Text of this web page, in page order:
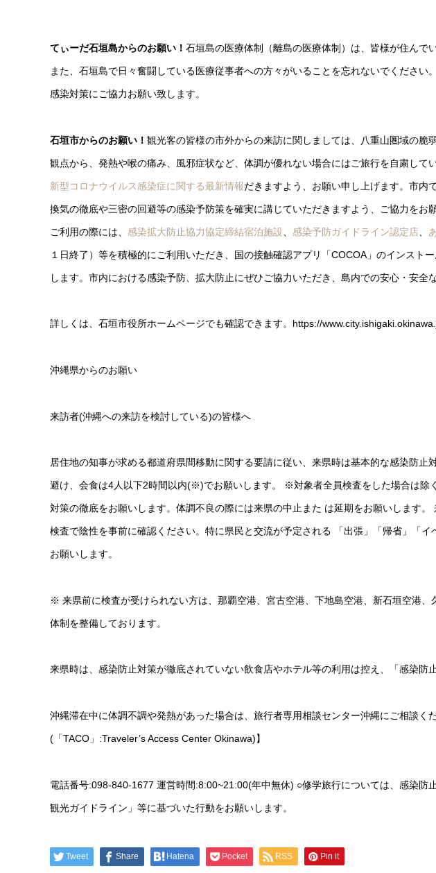
てぃーだ石垣島からのお願い！ 石垣島の医療体制（離島の医療体制）は、皆様が住んで
また、石垣島で日々奮闘している医療従事者への方々がいることを忘れないでください
感染対策にご協力お願い致します。
石垣市からのお願い！ 観光客の皆様の市外からの来訪に関しましては、八重山圏域の脆
観点から、発熱や喉の痛み、風邪症状など、体調が優れない場合にはご旅行を自粛して
新型コロナウイルス感染症に関する最新情報だきますよう、お願い申し上げます。市内
換気の徹底や三密の回避等の感染予防策を確実に講じていただきますよう、ご協力をお
ご利用の際には、 感染拡大防止協力協定締結宿泊施設 感染予防ガイドライン認定店
１日終了）等を積極的にご利用いただき、国の接触確認アプリ「COCOA」のインスト
します。市内における感染予防、拡大防止にぜひご協力いただき、島内での安心・安全
詳しくは、石垣市役所ホームページでも確認できます。https://
沖縄県からのお願い
来訪者(沖縄への来訪を検討している)の皆様へ
居住地の知事が求める都道府県間移動に関する要請に従い、来県時は基本的な感染防止
避け、会食は4人以下2時間以内(※)でお願いします。 ※対象者全員検査をした場合は除
対策の徹底をお願いします。体調不良の際には来県の中止また は延期をお願いします
検査で陰性を事前に確認ください。特に県民と交流が予定される 「出張」「帰省」「
お願いします。
※ 来県前に検査が受けられない方は、那覇空港、宮古空港、下地島空港、新石垣空港
体制を整備しております。
来県時は、感染防止対策が徹底されていない飲食店やホテル等の利用は控え、「感染防
沖縄滞在中に体調不調や発熱があった場合は、旅行者専用相談センター沖縄にご相談く
(「TACO」:Traveler’s Access Center Okinawa)】
電話番号:098-840-1677 運営時間:8:00~21:00(年中無休) ○修学旅行については、感染防
観光ガイドライン」等に基づいた行動をお願いします。
Tweet Share Hatena Pocket RSS Pin it